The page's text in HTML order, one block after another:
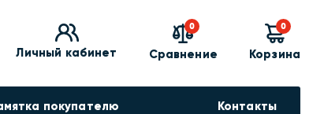
Личный кабинет
0
Сравнение
0
Корзина
покупателю Контакты